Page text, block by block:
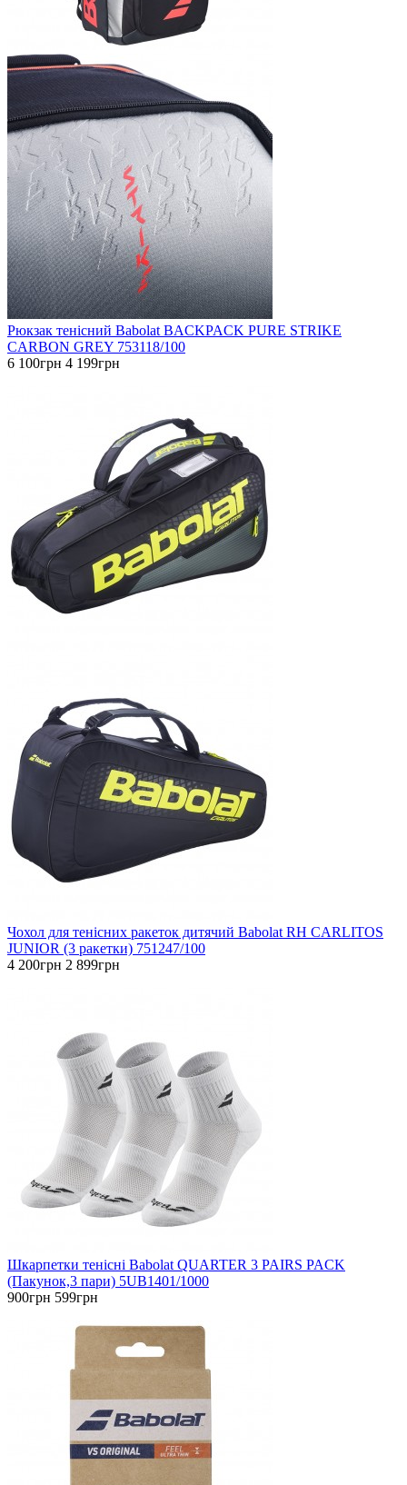
Рюкзак тенісний Babolat BACKPACK PURE STRIKE
CARBON GREY 753118/100
6 100грн 4 199грн
Чохол для тенісних ракеток дитячий Babolat RH CARLITOS
JUNIOR (3 ракетки) 751247/100
4 200грн 2 899грн
Шкарпетки тенісні Babolat QUARTER 3 PAIRS PACK
(Пакунок,3 пари) 5UB1401/1000
900грн 599грн